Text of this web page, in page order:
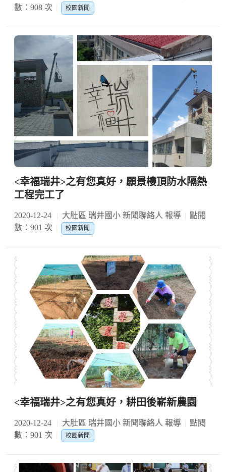
數：908 次
校園新聞
<幸福瑞井>之有您真好，願景樓頂防水隔熱
工程完工了
2020-12-24 大肚區 瑞井國小 新聞聯絡人 報導
點閱
數：901 次
校園新聞
<幸福瑞井>之有您真好，耕田後嶄新農園
2020-12-24 大肚區 瑞井國小 新聞聯絡人 報導
點閱
數：901 次
校園新聞